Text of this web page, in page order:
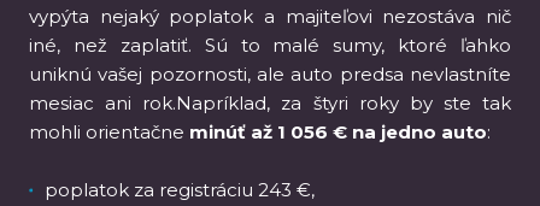
vypýta nejaký poplatok a majiteľovi nezostáva nič
iné, než zaplatiť. Sú to malé sumy, ktoré ľahko
uniknú vašej pozornosti, ale auto predsa nevlastníte
mesiac ani rok.Napríklad, za štyri roky by ste tak
mohli orientačne minúť až 1 056 € na jedno auto:
poplatok za registráciu 243 €,